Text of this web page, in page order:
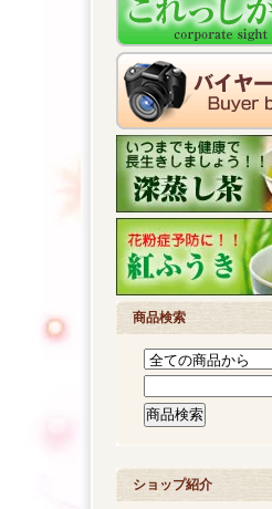
商品検索
ショップ紹介